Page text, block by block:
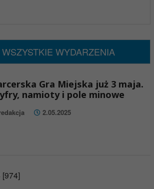
WYDARZENIA
Gra Miejska już 3 maja.
namioty i pole minowe
2.05.2025
[974]